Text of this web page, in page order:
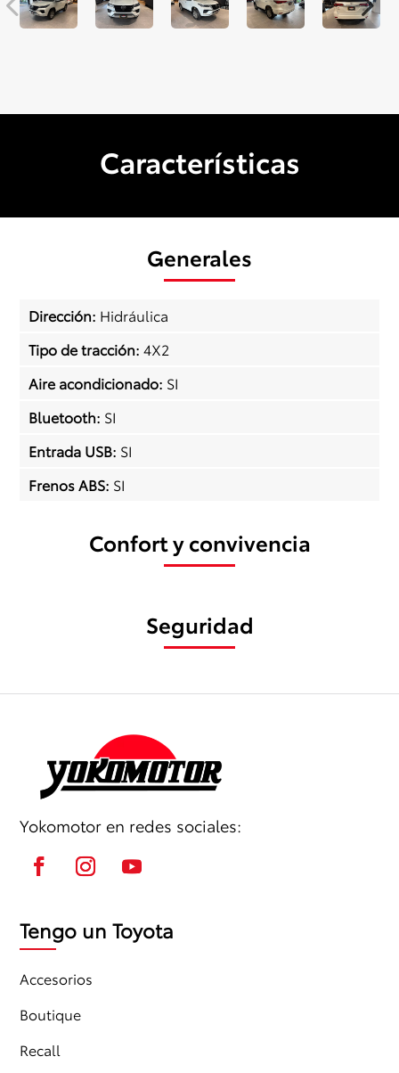
Características
Generales
Dirección: Hidráulica
Tipo de tracción:4X2
Aire acondicionado: SI
Bluetooth: SI
Entrada USB: SI
Frenos ABS: SI
Confort y convivencia
Seguridad
Yokomotor en redes sociales:
Tengo un Toyota
Accesorios
Boutique
Recall